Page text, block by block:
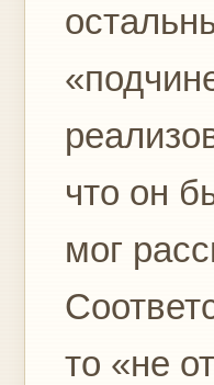
что он
мог
то «не